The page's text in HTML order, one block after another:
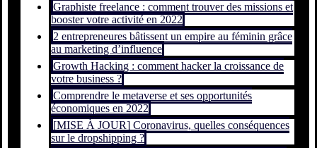
Graphiste freelance : comment trouver des missions et
booster votre activité en 2022
2 entrepreneures bâtissent un empire au féminin grâce
au marketing d’influence
Growth Hacking : comment hacker la croissance de
votre business ?
Comprendre le metaverse et ses opportunités
économiques en 2022
[MISE À JOUR] Coronavirus, quelles conséquences
sur le dropshipping ?